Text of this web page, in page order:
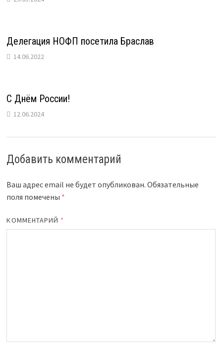
Делегация НОФП посетила Браслав
14.06.2022
С Днём России!
12.06.2024
Добавить комментарий
Ваш адрес email не будет опубликован. Обязательные
поля помечены *
КОММЕНТАРИЙ *